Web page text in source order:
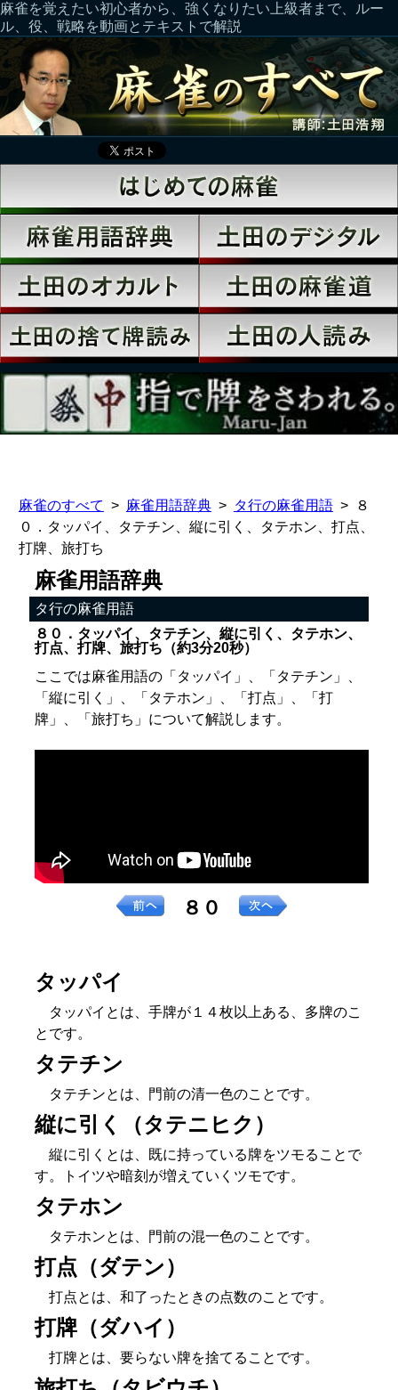
麻雀を覚えたい初心者から、強くなりたい上級者まで、ルー
ル、役、戦略を動画とテキストで解説
麻雀のすべて 麻雀用語辞典 タ行の麻雀用語
８
０．タッパイ、タテチン、縦に引く、タテホン、打点、
打牌、旅打ち
麻雀用語辞典
タ行の麻雀用語
８０．タッパイ、タテチン、縦に引く、タテホン、
打点、打牌、旅打ち（約3分20秒）
ここでは麻雀用語の「タッパイ」、「タテチン」、
「縦に引く」、「タテホン」、「打点」、「打
牌」、「旅打ち」について解説します。
８０
タッパイ
タッパイとは、手牌が１４枚以上ある、多牌のこ
とです。
タテチン
タテチンとは、門前の清一色のことです。
縦に引く（タテニヒク）
縦に引くとは、既に持っている牌をツモることで
す。トイツや暗刻が増えていくツモです。
タテホン
タテホンとは、門前の混一色のことです。
打点（ダテン）
打点とは、和了ったときの点数のことです。
打牌（ダハイ）
打牌とは、要らない牌を捨てることです。